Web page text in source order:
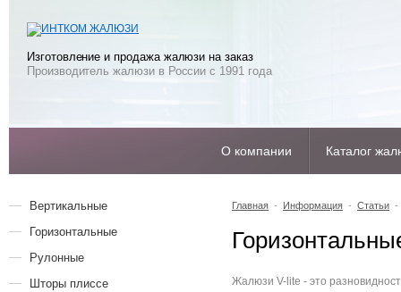
Изготовление и продажа жалюзи на заказ
Производитель жалюзи в России с 1991 года
О компании Каталог
Вертикальные
Горизонтальные
Рулонные
Шторы плиссе
Главная - Информация - Статьи -
Жалюзи V-lite - это